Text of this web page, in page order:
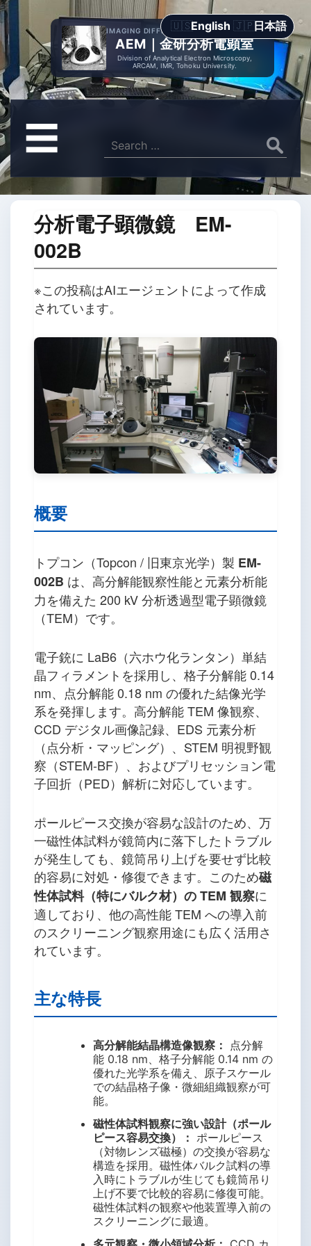
English 日本語
IMAGING DIFFRACTION SPECTROMETRY
AEM｜金研分析電顕室
Division of Analytical Electron Microscopy,
ARCAM, IMR, Tohoku University.
☰
ー
Search
for:
分析電子顕微鏡 EM-
002B
※この投稿はAIエージェントによって作成
されています。
概要
トプコン（Topcon / 旧東京光学）製 EM-
002B は、高分解能観察性能と元素分析能
力を備えた 200 kV 分析透過型電子顕微鏡
（TEM）です。
電子銃に LaB6（六ホウ化ランタン）単結
晶フィラメントを採用し、格子分解能 0.14
nm、点分解能 0.18 nm の優れた結像光学
系を発揮します。高分解能 TEM 像観察、
CCD デジタル画像記録、EDS 元素分析
（点分析・マッピング）、STEM 明視野観
察（STEM-BF）、およびプリセッション電
子回折（PED）解析に対応しています。
ポールピース交換が容易な設計のため、万
一磁性体試料が鏡筒内に落下したトラブル
が発生しても、鏡筒吊り上げを要せず比較
的容易に対処・修復できます。このため磁
性体試料（特にバルク材）の TEM 観察に
適しており、他の高性能 TEM への導入前
のスクリーニング観察用途にも広く活用さ
れています。
主な特長
高分解能結晶構造像観察：
点分解
能 0.18 nm、格子分解能 0.14 nm の
優れた光学系を備え、原子スケール
での結晶格子像・微細組織観察が可
能。
磁性体試料観察に強い設計（ポール
ピース容易交換）： ポールピース
（対物レンズ磁極）の交換が容易な
構造を採用。磁性体バルク試料の導
入時にトラブルが生じても鏡筒吊り
上げ不要で比較的容易に修復可能。
磁性体試料の観察や他装置導入前の
スクリーニングに最適。